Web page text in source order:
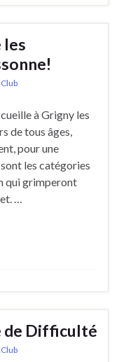
les
à Grigny les
de tous âges,
pour une
les catégories
qui grimperont
…
de Difficulté